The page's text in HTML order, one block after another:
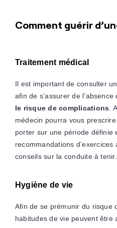
Comment guérir
Traitement médical
Il est important de consulter
afin de s’assurer de
le risque de complications .
médecin pourra vous
porter sur une période définie
recommandations
conseils sur la conduite à tenir.
Hygiène de vie
Afin de se prémunir du risque
habitudes de vie peuvent être